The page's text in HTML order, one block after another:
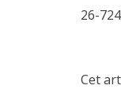
26-
Cet